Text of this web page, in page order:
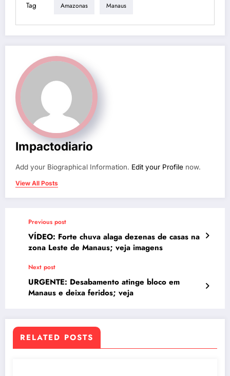
Tag Amazonas Manaus
Impactodiario
Add your Biographical Information. Edit your Profile now.
View All Posts
Previous post
VÍDEO: Forte chuva alaga dezenas de casas na
zona Leste de Manaus; veja imagens
Next post
URGENTE: Desabamento atinge bloco em
Manaus e deixa feridos; veja
RELATED POSTS